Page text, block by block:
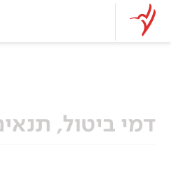
דמי ביטול,